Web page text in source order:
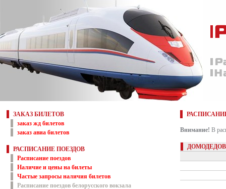
ЗАКАЗ БИЛЕТОВ
заказ жд билетов
заказ авиа билетов
РАСПИСАНИЕ ПОЕЗДОВ
Расписание поездов
Наличие и цены на билеты
Частые запросы наличия билетов
Расписание поездов белорусского вокзала
Внимание! В